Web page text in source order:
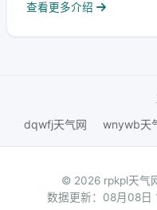
查看更多介绍
dqwfj天气网
wnywb天
© 2026 rpkpl天气
数据更新：08月08日